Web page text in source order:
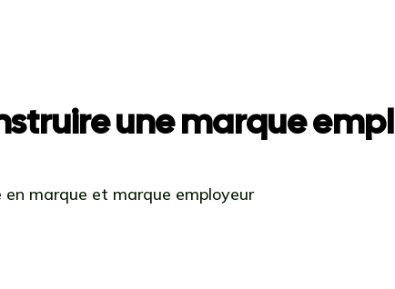
une marque
en marque et marque employeur